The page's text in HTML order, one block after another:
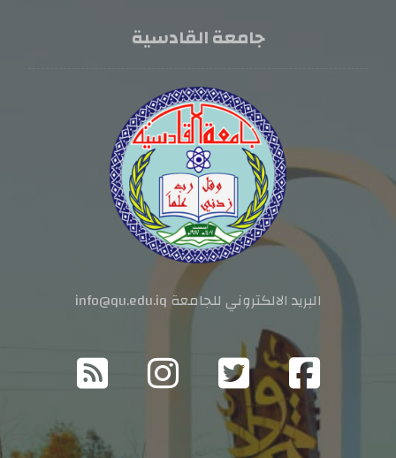
جامعة القادسية
البريد الالكتروني للجامعة info@qu.edu.iq